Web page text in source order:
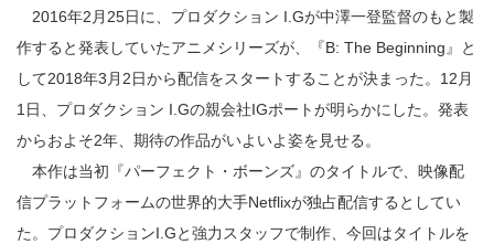
2016年2月25日に、プロダクション I.Gが中澤一登監督のもと製
作すると発表していたアニメシリーズが、『B: The Beginning』と
して2018年3月2日から配信をスタートすることが決まった。12月
1日、プロダクション I.Gの親会社IGポートが明らかにした。発表
からおよそ2年、期待の作品がいよいよ姿を見せる。
本作は当初『パーフェクト・ボーンズ』のタイトルで、映像配
信プラットフォームの世界的大手Netflixが独占配信するとしてい
た。プロダクションI.Gと強力スタッフで制作、今回はタイトルを